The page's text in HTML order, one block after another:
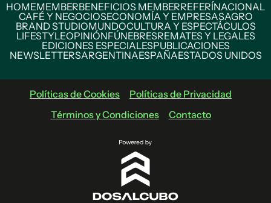
HOMEMEMBERBENEFICIOS MEMBERREFERÍNACIONAL
CAFÉ Y NEGOCIOSECONOMÍA Y EMPRESASAGRO
BRAND STUDIOMUNDOCULTURA Y ESPECTÁCULOS
LIFESTYLEOPINIÓNFÚNEBRESREMATES Y LEGALES
EDICIONES ESPECIALESPUBLICACIONES
NEWSLETTERSARGENTINAESPAÑAESTADOS UNIDOS
Políticas de Cookies
Políticas de Privacidad
Términos y Condiciones
Contacto